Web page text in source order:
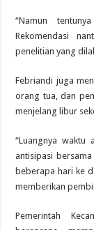
“Namun
Rekomendasi
penelitian yang
Febriandi juga
orang tua, dan
menjelang libur
“Luangnya waktu
antisipasi
beberapa hari ke
memberikan
Pemerintah